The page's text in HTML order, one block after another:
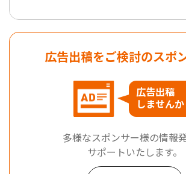
広告出稿をご検討のスポ
広告出稿
しませんか
多様なスポンサー様の情報
サポートいたします。